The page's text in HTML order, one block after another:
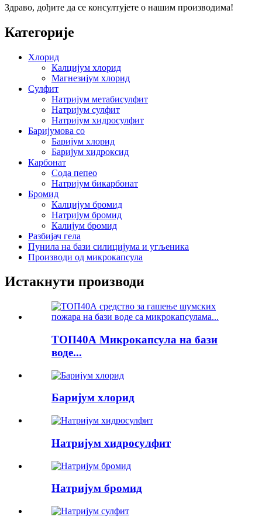
Здраво, дођите да се консултујете о нашим производима!
Категорије
Хлорид
Калцијум хлорид
Магнезијум хлорид
Сулфит
Натријум метабисулфит
Натријум сулфит
Натријум хидросулфит
Баријумова со
Баријум хлорид
Баријум хидроксид
Карбонат
Сода пепео
Натријум бикарбонат
Бромид
Калцијум бромид
Натријум бромид
Калијум бромид
Разбијач гела
Пунила на бази силицијума и угљеника
Производи од микрокапсула
Истакнути производи
ТОП40А Микрокапсула на бази
воде...
Баријум хлорид
Натријум хидросулфит
Натријум бромид